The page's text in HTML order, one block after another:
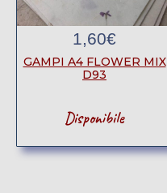
1,60€
GAMPI A4 FLOWER MIX
D93
Disponibile